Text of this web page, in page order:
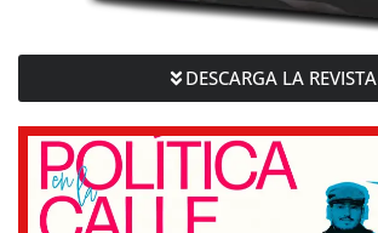
DESCARGA LA REVISTA